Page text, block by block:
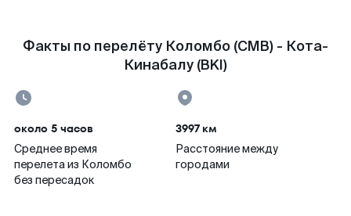
Факты по перелёту Коломбо (CMB) - Кота-
Кинабалу (BKI)
около 5 часов
Среднее время
перелета из Коломбо
без пересадок
3997 км
Расстояние между
городами